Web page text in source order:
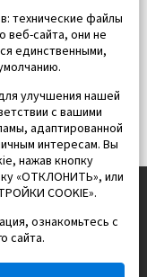
технические файлы
сайта, они не
единственными,
улучшения нашей
с вашими
адаптированной
интересам. Вы
нажав кнопку
«ОТКЛОНИТЬ», или
COOKIE».
ознакомьтесь с
сайта.